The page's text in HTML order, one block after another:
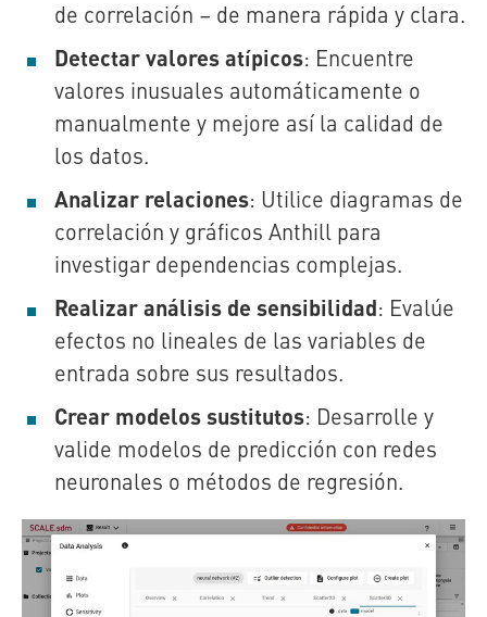
de correlación – de manera rápida y clara.
Detectar valores atípicos: Encuentre
valores inusuales automáticamente o
manualmente y mejore así la calidad de
los datos.
Analizar relaciones: Utilice diagramas de
correlación y gráficos Anthill para
investigar dependencias complejas.
Realizar análisis de sensibilidad: Evalúe
efectos no lineales de las variables de
entrada sobre sus resultados.
Crear modelos sustitutos: Desarrolle y
valide modelos de predicción con redes
neuronales o métodos de regresión.